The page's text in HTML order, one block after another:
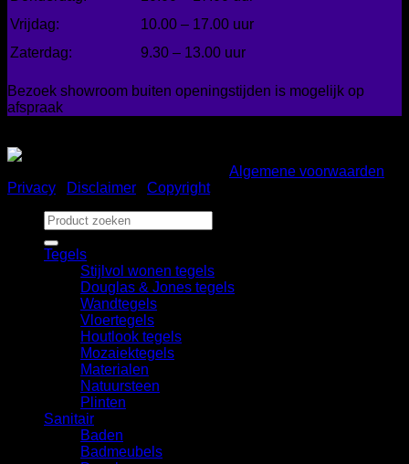
Vrijdag:
10.00 – 17.00 uur
Zaterdag:
9.30 – 13.00 uur
Bezoek showroom buiten openingstijden is mogelijk op
afspraak
Algemene voorwaarden
Privacy
Disclaimer
Copyright
Zoeken
naar:
Tegels
Stijlvol wonen tegels
Douglas & Jones tegels
Wandtegels
Vloertegels
Houtlook tegels
Mozaiektegels
Materialen
Natuursteen
Plinten
Sanitair
Baden
Badmeubels